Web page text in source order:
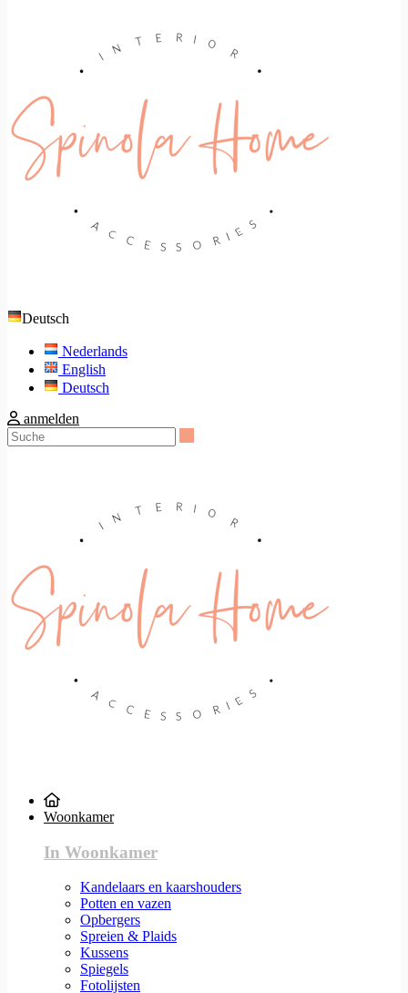
Deutsch
Nederlands
English
Deutsch
anmelden
Woonkamer
In Woonkamer
Kandelaars en kaarshouders
Potten en vazen
Opbergers
Spreien & Plaids
Kussens
Spiegels
Fotolijsten